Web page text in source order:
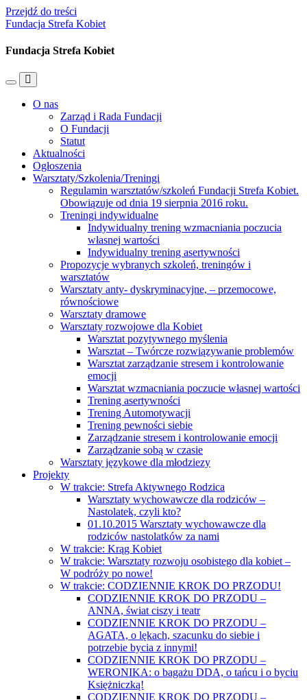
Przejdź do treści
Fundacja Strefa Kobiet
Fundacja Strefa Kobiet
Przełącz
mobilne
Przełącz
pole
wyszukiwania
O nas
Zarząd i Rada Fundacji
O Fundacji
Statut
Aktualności
Ogłoszenia
Warsztaty/Szkolenia/Treningi
Regulamin warsztatów/szkoleń Fundacji Strefa Kobiet.
Obowiązuje od dnia 19 sierpnia 2016 roku.
Treningi indywidualne
Indywidualny trening wzmacniania poczucia
własnej wartości
Indywidualny trening asertywności
Propozycje wybranych szkoleń, treningów i
warsztatów
Warsztaty anty- dyskryminacyjne, – przemocowe,
równościowe
Warsztaty dramowe
Warsztaty rozwojowe dla Kobiet
Warsztat pozytywnego myślenia
Warsztat – Twórcze rozwiązywanie problemów
Warsztat zarządzanie stresem i kontrolowanie
emocji
Warsztat wzmacniania poczucie własnej wartości
Trening asertywności
Trening Automotywacji
Trening pewności siebie
Zarządzanie stresem i kontrolowanie emocji
Zarządzanie sobą w czasie
Warsztaty językowe dla młodziezy
Projekty
W trakcie: Strefa Aktywnego Rodzica
Warsztaty wychowawcze dla rodziców –
Nastolatek, czyli kto?
01.10.2015 Warsztaty wychowawcze dla
rodziców nastolatków za nami
W trakcie: Krąg Kobiet
W trakcie: Warsztaty rozwoju osobistego dla kobiet –
W podróży po nowe!
W trakcie: CODZIENNIE KROK DO PRZODU!
CODZIENNIE KROK DO PRZODU –
ANNA, świat ciszy i teatr
CODZIENNIE KROK DO PRZODU –
AGATA, o lękach, szacunku do siebie i
potrzebie bycia z innymi!
CODZIENNIE KROK DO PRZODU –
WERONIKA: o bagażu DDA, o tańcu i o byciu
Księżniczką!
CODZIENNIE KROK DO PRZODU –